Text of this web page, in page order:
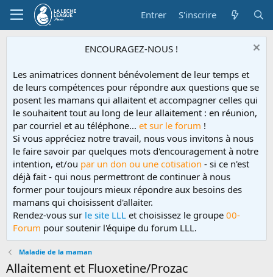
Entrer S'inscrire
ENCOURAGEZ-NOUS !
Les animatrices donnent bénévolement de leur temps et
de leurs compétences pour répondre aux questions que se
posent les mamans qui allaitent et accompagner celles qui
le souhaitent tout au long de leur allaitement : en réunion,
par courriel et au téléphone... et sur le forum !
Si vous appréciez notre travail, nous vous invitons à nous
le faire savoir par quelques mots d'encouragement à notre
intention, et/ou par un don ou une cotisation - si ce n'est
déjà fait - qui nous permettront de continuer à nous
former pour toujours mieux répondre aux besoins des
mamans qui choisissent d'allaiter.
Rendez-vous sur le site LLL et choisissez le groupe 00-
Forum pour soutenir l'équipe du forum LLL.
Maladie de la maman
Allaitement et Fluoxetine/Prozac